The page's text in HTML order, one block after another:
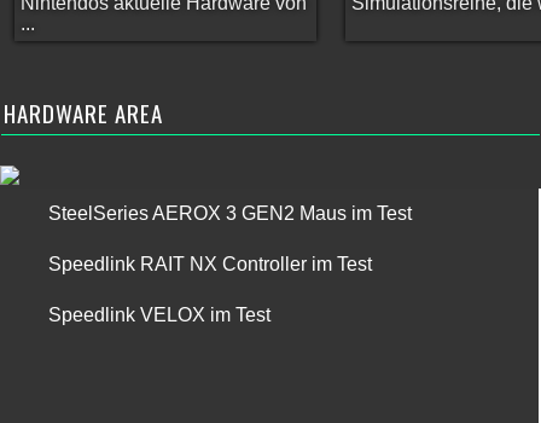
...
HARDWARE AREA
SteelSeries AEROX 3 GEN2 Maus im Test
Speedlink RAIT NX Controller im Test
Speedlink VELOX im Test